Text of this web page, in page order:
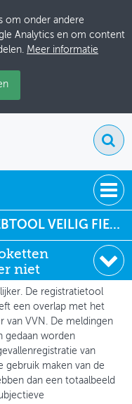
om onder andere
Analytics en om content
Meer informatie
VOOR GEMEENTEN GELANCEERD'
niet
Rijssen-Holten
loketten maakt het voor
De registratietool
een overlap met het
van VVN. De meldingen
gedaan worden
van
gebruik maken van de
dan een totaalbeeld